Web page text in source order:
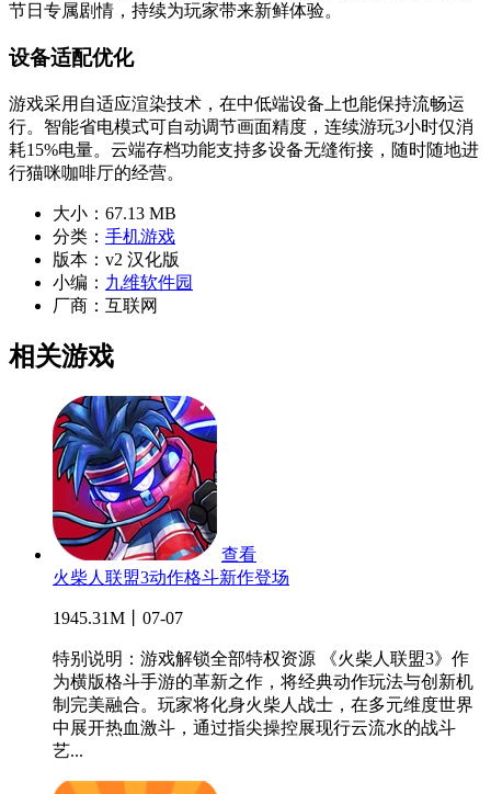
节日专属剧情，持续为玩家带来新鲜体验。
设备适配优化
游戏采用自适应渲染技术，在中低端设备上也能保持流畅运
行。智能省电模式可自动调节画面精度，连续游玩3小时仅消
耗15%电量。云端存档功能支持多设备无缝衔接，随时随地进
行猫咪咖啡厅的经营。
大小： 67.13 MB
分类： 手机游戏
版本： v2 汉化版
小编： 九维软件园
厂商： 互联网
相关游戏
查看
火柴人联盟3动作格斗新作登场
1945.31M丨07-07
特别说明：游戏解锁全部特权资源 《火柴人联盟3》作
为横版格斗手游的革新之作，将经典动作玩法与创新机
制完美融合。玩家将化身火柴人战士，在多元维度世界
中展开热血激斗，通过指尖操控展现行云流水的战斗
艺...